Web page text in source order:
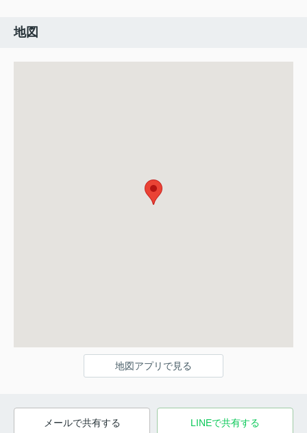
地図
地図アプリで見る
メールで共有する LINEで共有する